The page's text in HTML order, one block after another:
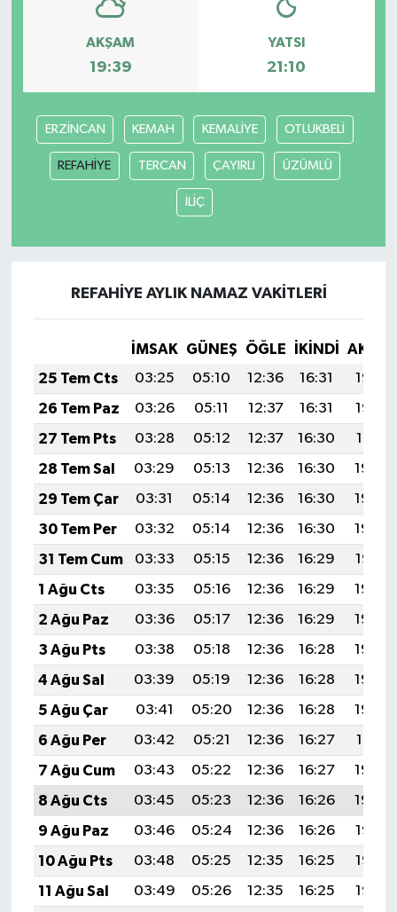
AKŞAM
19:39
YATSI
21:10
ERZİNCAN KEMAH KEMALİYE OTLUKBELİ
REFAHİYE TERCAN ÇAYIRLI ÜZÜMLÜ
İLİÇ
REFAHİYE AYLIK NAMAZ VAKITLERI
İMSAK GÜNEŞ ÖĞLE İKINDI
25 Tem Cts
03:25 05:10 12:36 16:31
19:53
26 Tem Paz
03:26 05:11 12:37 16:31
19:52
27 Tem Pts
03:28 05:12 12:37 16:30
19:51
28 Tem Sal
03:29 05:13 12:36 16:30
19:50
29 Tem Çar
03:31 05:14 12:36 16:30
19:49
30 Tem Per
03:32 05:14 12:36 16:30
19:48
31 Tem Cum
03:33 05:15 12:36 16:29
19:47
1 Ağu Cts
03:35 05:16 12:36 16:29
19:46
2 Ağu Paz
03:36 05:17 12:36 16:29
19:45
3 Ağu Pts
03:38 05:18 12:36 16:28
19:44
4 Ağu Sal
03:39 05:19 12:36 16:28
19:43
5 Ağu Çar
03:41 05:20 12:36 16:28
19:42
6 Ağu Per
03:42 05:21 12:36 16:27
19:41
7 Ağu Cum
03:43 05:22 12:36 16:27
19:40
8 Ağu Cts
03:45 05:23 12:36 16:26
19:39
9 Ağu Paz
03:46 05:24 12:36 16:26
19:37
10 Ağu Pts
03:48 05:25 12:35 16:25
19:36
11 Ağu Sal
03:49 05:26 12:35 16:25
19:35